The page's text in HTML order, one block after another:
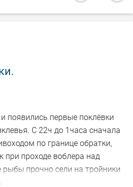
появились первые поклёвки
С 22ч до 1часа сначала
по границе обратки,
при проходе воблера над
прочно сели на тройники
с пустыми желудками. Ждем